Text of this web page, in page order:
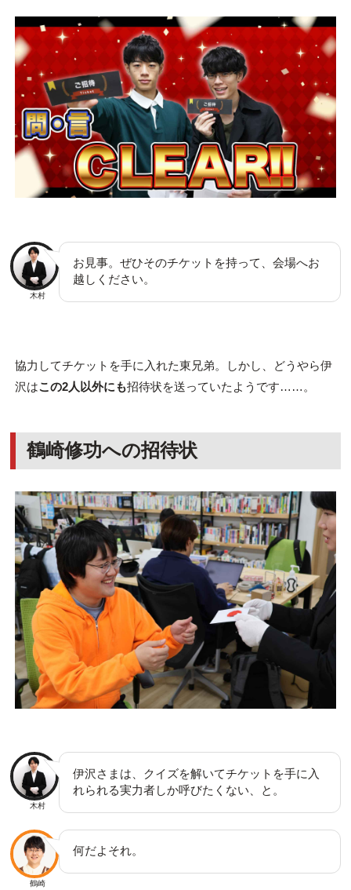
木村
お見事。ぜひそのチケットを持って、会場へお
越しください。
協力してチケットを手に入れた東兄弟。しかし、どうやら伊
沢はこの2人以外にも招待状を送っていたようです……。
鶴崎修功への招待状
木村
伊沢さまは、クイズを解いてチケットを手に入
れられる実力者しか呼びたくない、と。
鶴崎
何だよそれ。